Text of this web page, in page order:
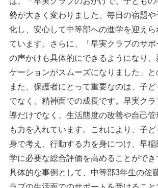
勢が大きく変わりました。毎日の宿題
化し、安心して中等部への進学を迎えら
ています。さらに、「早実クラブのサ
の声かけも具体的にできるようになり、
ケーションがスムーズになりました」と
また、保護者にとって重要なのは、子
でなく、精神面での成長です。早実ク
導だけでなく、生活態度の改善や自己管
も力を入れています。これにより、子
身で考え、行動する力を身につけ、早
学に必要な総合評価を高めることができ
具体的な事例として、中等部3年生の佐